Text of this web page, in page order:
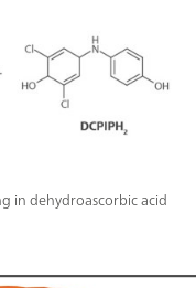
in dehydroascorbic acid